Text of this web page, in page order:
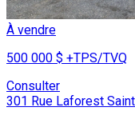
À vendre
500 000 $ +TPS/TVQ
Consulter
301 Rue Laforest